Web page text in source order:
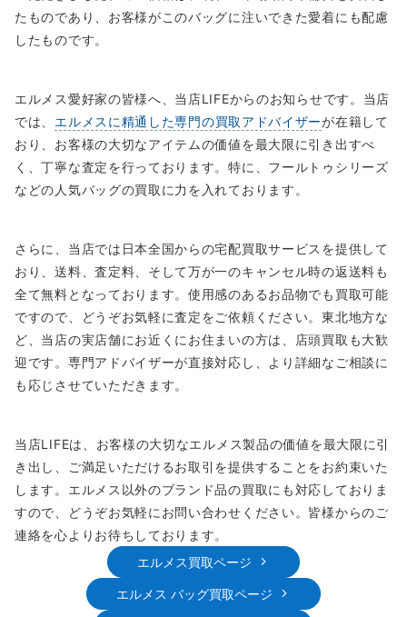
たものであり、お客様がこのバッグに注いできた愛着にも配慮
したものです。
エルメス愛好家の皆様へ、当店LIFEからのお知らせです。当店
では、 エルメスに精通した専門の買取アドバイザーが在籍して
おり、お客様の大切なアイテムの価値を最大限に引き出すべ
く、丁寧な査定を行っております。特に、フールトゥシリーズ
などの人気バッグの買取に力を入れております。
さらに、当店では日本全国からの宅配買取サービスを提供して
おり、送料、査定料、そして万が一のキャンセル時の返送料も
全て無料となっております。使用感のあるお品物でも買取可能
ですので、どうぞお気軽に査定をご依頼ください。東北地方な
ど、当店の実店舗にお近くにお住まいの方は、店頭買取も大歓
迎です。専門アドバイザーが直接対応し、より詳細なご相談に
も応じさせていただきます。
当店LIFEは、お客様の大切なエルメス製品の価値を最大限に引
き出し、ご満足いただけるお取引を提供することをお約束いた
します。エルメス以外のブランド品の買取にも対応しておりま
すので、どうぞお気軽にお問い合わせください。皆様からのご
連絡を心よりお待ちしております。
エルメス買取ページ
エルメス バッグ買取ページ